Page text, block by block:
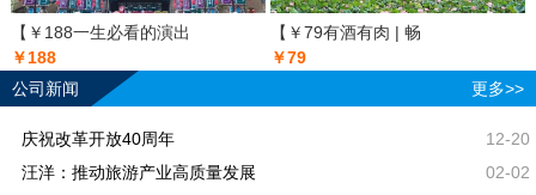
【￥188一生必看的演出
￥188
【￥79有酒有肉 | 畅
￥79
公司新闻
更多>>
庆祝改革开放40周年
12-20
汪洋：推动旅游产业高质量发展
02-02